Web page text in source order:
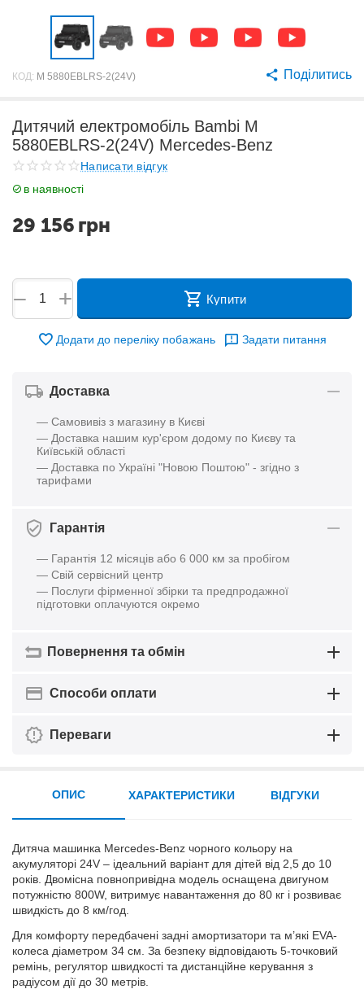
КОД: M 5880EBLRS-2(24V) Поділитись
Дитячий електромобіль Bambi M
5880EBLRS-2(24V) Mercedes-Benz
Написати відгук
в наявності
29 156 грн
+
− Купити
Додати до переліку побажань Задати питання
Доставка
— Самовивіз з магазину в Києві
— Доставка нашим кур'єром додому по Києву та
Київській області
— Доставка по Україні "Новою Поштою" - згідно з
тарифами
Гарантія
— Гарантія 12 місяців або 6 000 км за пробігом
— Свій сервісний центр
— Послуги фірменної збірки та предпродажної
підготовки оплачуются окремо
Повернення та обмін
Способи оплати
Переваги
ОПИС
Дитяча машинка Mercedes-Benz чорного кольору на
акумуляторі 24V – ідеальний варіант для дітей від 2,5 до 10
років. Двомісна повнопривідна модель оснащена двигуном
потужністю 800W, витримує навантаження до 80 кг і розвиває
швидкість до 8 км/год.
Для комфорту передбачені задні амортизатори та м’які EVA-
колеса діаметром 34 см. За безпеку відповідають 5-точковий
ремінь, регулятор швидкості та дистанційне керування з
радіусом дії до 30 метрів.
ХАРАКТЕРИСТИКИ ВІДГУКИ